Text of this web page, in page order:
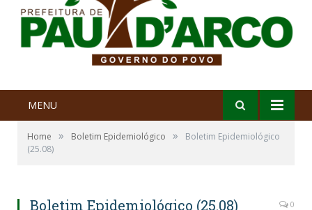
MENU
Home » Boletim Epidemiológico »
Boletim Epidemiológico
(25.08)
Boletim Epidemiológico (25.08) 0